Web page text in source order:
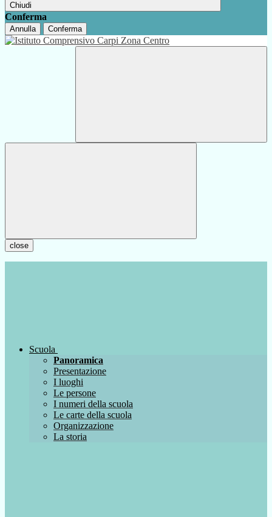
Chiudi
Conferma
Annulla Conferma
close
Scuola
Panoramica
Presentazione
I luoghi
Le persone
I numeri della scuola
Le carte della scuola
Organizzazione
La storia